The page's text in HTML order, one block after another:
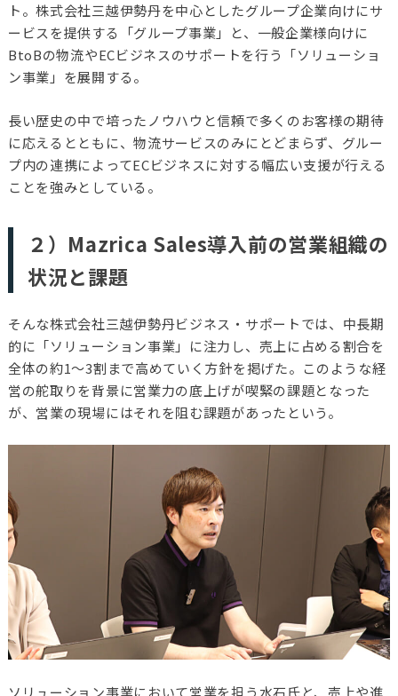
ト。株式会社三越伊勢丹を中心としたグループ企業向けにサ
ービスを提供する「グループ事業」と、一般企業様向けに
BtoBの物流やECビジネスのサポートを行う「ソリューショ
ン事業」を展開する。
長い歴史の中で培ったノウハウと信頼で多くのお客様の期待
に応えるとともに、物流サービスのみにとどまらず、グルー
プ内の連携によってECビジネスに対する幅広い支援が行える
ことを強みとしている。
２） Mazrica Sales導入前の営業組織の
状況と課題
そんな株式会社三越伊勢丹ビジネス・サポートでは、中長期
的に「ソリューション事業」に注力し、売上に占める割合を
全体の約1〜3割まで高めていく方針を掲げた。このような経
営の舵取りを背景に営業力の底上げが喫緊の課題となった
が、営業の現場にはそれを阻む課題があったという。